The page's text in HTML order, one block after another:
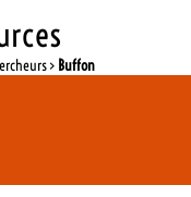
> Buffon